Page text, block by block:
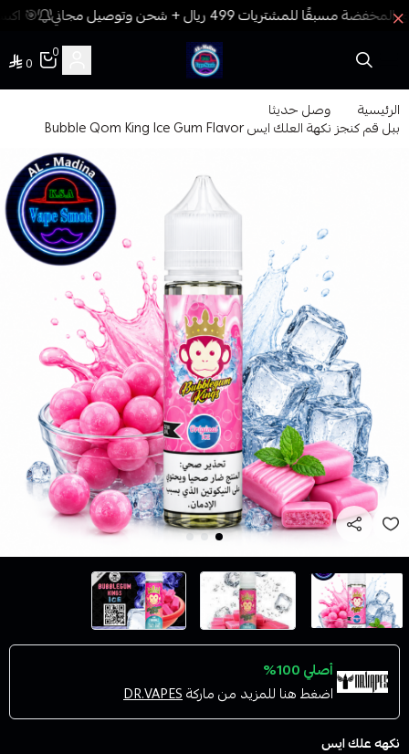
🎯
فيب المدينة
0
0
الرئيسية وصل حديثا
ببل قم كنجز نكهة العلك ايس Bubble Qom King Ice Gum Flavor
أصلي 100%
اضغط هنا للمزيد من ماركةDR.VAPES
نكهه علك ايس